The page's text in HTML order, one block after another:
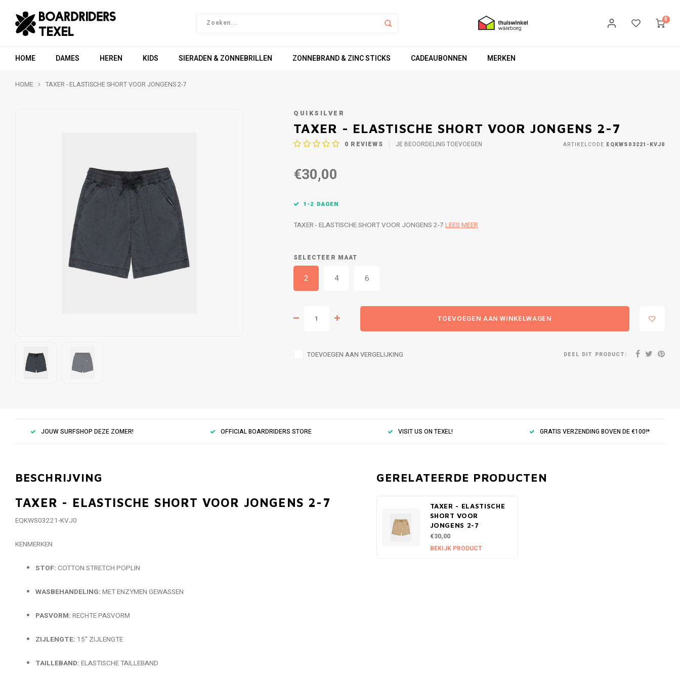
0
HOME DAMES HEREN KIDS SIERADEN & ZONNEBRILLEN ZONNEBRAND & ZINC STICKS CADEAUBONNEN MERKEN
HOME TAXER - ELASTISCHE SHORT VOOR JONGENS 2-7
QUIKSILVER
TAXER - ELASTISCHE SHORT VOOR JONGENS 2-7
0 REVIEWS JE BEOORDELING TOEVOEGEN ARTIKELCODE EQKWS03221-KVJ0
€30,00
1-2 DAGEN
TAXER - ELASTISCHE SHORT VOOR JONGENS 2-7 LEES MEER
SELECTEER MAAT
2 4 6
TOEVOEGEN AAN WINKELWAGEN
TOEVOEGEN AAN VERGELIJKING DEEL DIT PRODUCT:
JOUW SURFSHOP DEZE ZOMER! OFFICIAL BOARDRIDERS STORE VISIT US ON TEXEL! GRATIS VERZENDING BOVEN DE €100!*
BESCHRIJVING
TAXER - ELASTISCHE SHORT VOOR JONGENS 2-7
EQKWS03221-KVJ0
KENMERKEN
STOF: COTTON STRETCH POPLIN
WASBEHANDELING: MET ENZYMEN GEWASSEN
PASVORM: RECHTE PASVORM
ZIJLENGTE: 15" ZIJLENGTE
TAILLEBAND: ELASTISCHE TAILLEBAND
GERELATEERDE PRODUCTEN
TAXER - ELASTISCHE
SHORT VOOR
JONGENS 2-7
€30,00
BEKIJK PRODUCT